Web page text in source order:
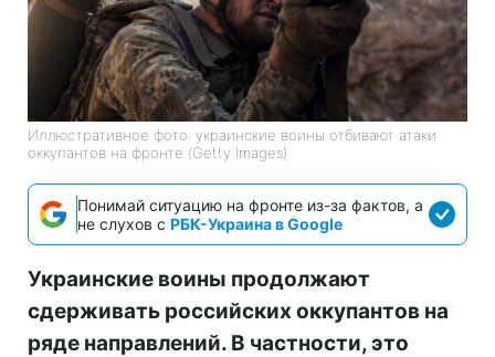
Иллюстративное фото: украинские воины отбивают атаки
оккупантов на фронте (Getty Images)
Понимай ситуацию на фронте из-за фактов, а
не слухов с РБК-Украина в Google
Украинские воины продолжают
сдерживать российских оккупантов на
ряде направлений. В частности, это